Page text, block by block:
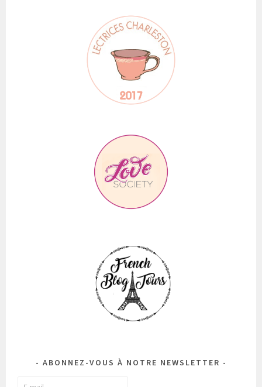
ABONNEZ-VOUS À NOTRE NEWSLETTER